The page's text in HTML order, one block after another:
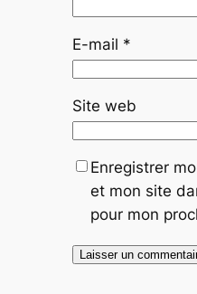
E-mail *
Site web
Enregistrer
et mon site
pour mon